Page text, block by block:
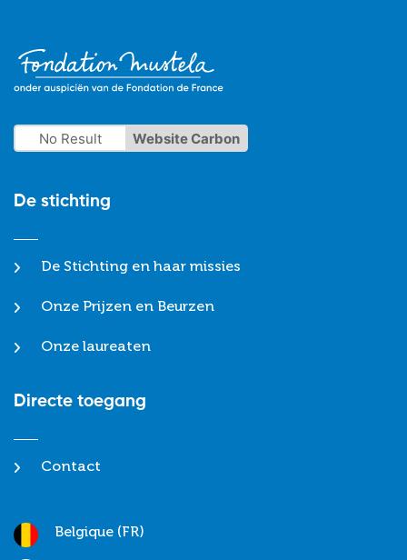
No Result Website Carbon
De stichting
De Stichting en haar missies
Onze Prijzen en Beurzen
Onze laureaten
Directe toegang
Contact
Belgique (FR)